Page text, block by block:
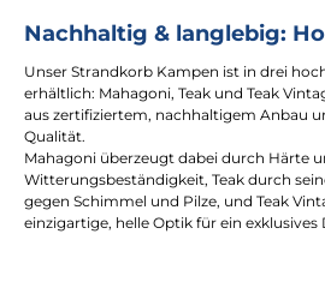
Nachhaltig & langlebig:
Unser Strandkorb Kampen ist in drei
erhältlich: Mahagoni, Teak und Teak
aus zertifiziertem, nachhaltigem Anbau
Qualität.
Mahagoni überzeugt dabei durch Härte
Witterungsbeständigkeit, Teak durch
gegen Schimmel und Pilze, und Teak
einzigartige, helle Optik für ein exklusives